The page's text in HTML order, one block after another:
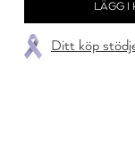
Ditt köp